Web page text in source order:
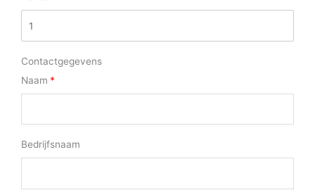
Contactgegevens
Naam
Bedrijfsnaam